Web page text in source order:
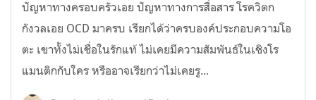
ปัญหาทางครอบครัวเอย ปัญหาทางการสื่อสาร โรควิตก
กังวลเอย OCD มาครบ เรียกได้ว่าครบองค์ประกอบความโอ
ตะ เขาทั้งไม่เชื่อในรักแท้ ไม่เคยมีความสัมพันธ์ในเชิงโร
แมนติกกับใคร หรืออาจเรียกว่าไม่เคยรู...